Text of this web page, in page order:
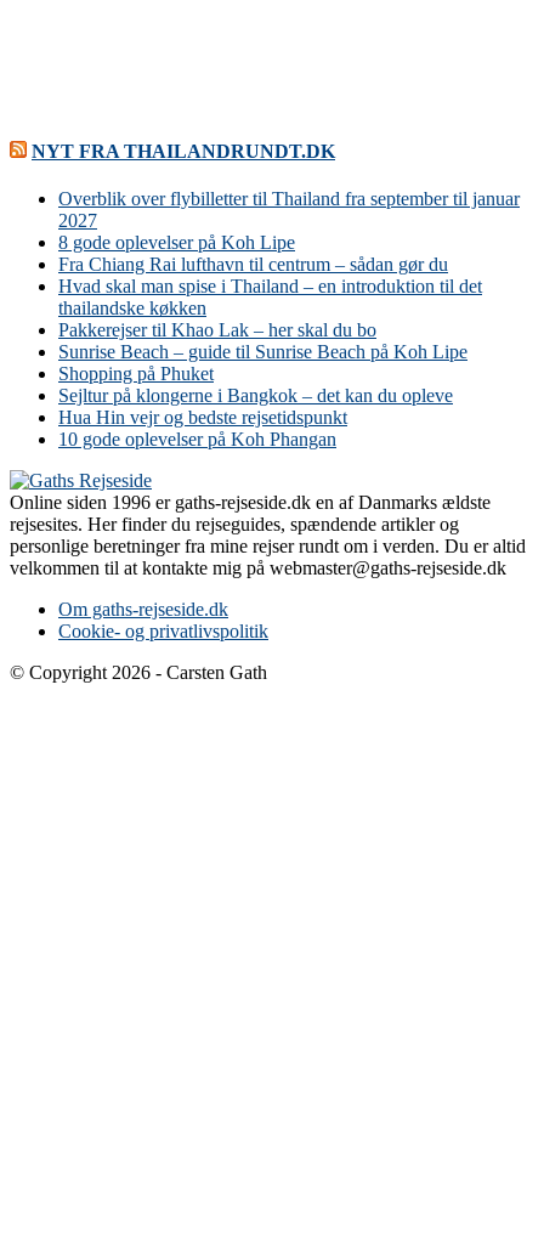
NYT FRA THAILANDRUNDT.DK
Overblik over flybilletter til Thailand fra september til januar
2027
8 gode oplevelser på Koh Lipe
Fra Chiang Rai lufthavn til centrum – sådan gør du
Hvad skal man spise i Thailand – en introduktion til det
thailandske køkken
Pakkerejser til Khao Lak – her skal du bo
Sunrise Beach – guide til Sunrise Beach på Koh Lipe
Shopping på Phuket
Sejltur på klongerne i Bangkok – det kan du opleve
Hua Hin vejr og bedste rejsetidspunkt
10 gode oplevelser på Koh Phangan
Online siden 1996 er gaths-rejseside.dk en af Danmarks ældste
rejsesites. Her finder du rejseguides, spændende artikler og
personlige beretninger fra mine rejser rundt om i verden. Du er altid
velkommen til at kontakte mig på webmaster@gaths-rejseside.dk
Om gaths-rejseside.dk
Cookie- og privatlivspolitik
© Copyright 2026 - Carsten Gath